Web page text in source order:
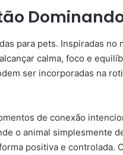
para pets. Inspiradas no
calma, foco e
ser incorporadas na
de conexão
o animal simplesmente
positiva e controlada.